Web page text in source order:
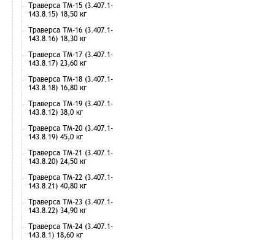
Траверса ТМ-15 (3.407.1-
143.8.15) 18,50 кг
Траверса ТМ-16 (3.407.1-
143.8.16) 18,30 кг
Траверса ТМ-17 (3.407.1-
143.8.17) 23,60 кг
Траверса ТМ-18 (3.407.1-
143.8.18) 16,80 кг
Траверса ТМ-19 (3.407.1-
143.8.12) 38,0 кг
Траверса ТМ-20 (3.407.1-
143.8.19) 45,0 кг
Траверса ТМ-21 (3.407.1-
143.8.20) 24,50 кг
Траверса ТМ-22 (3.407.1-
143.8.21) 40,80 кг
Траверса ТМ-23 (3.407.1-
143.8.22) 34,90 кг
Траверса ТМ-24 (3.407.1-
143.8.1) 18,60 кг